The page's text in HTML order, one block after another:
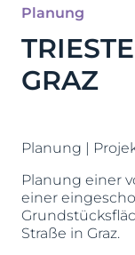
Planung
GRAZ
Planung |
Planung einer
einer
Straße in Graz.